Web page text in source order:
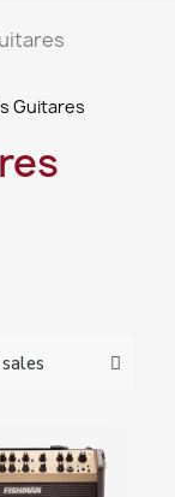
Guitares